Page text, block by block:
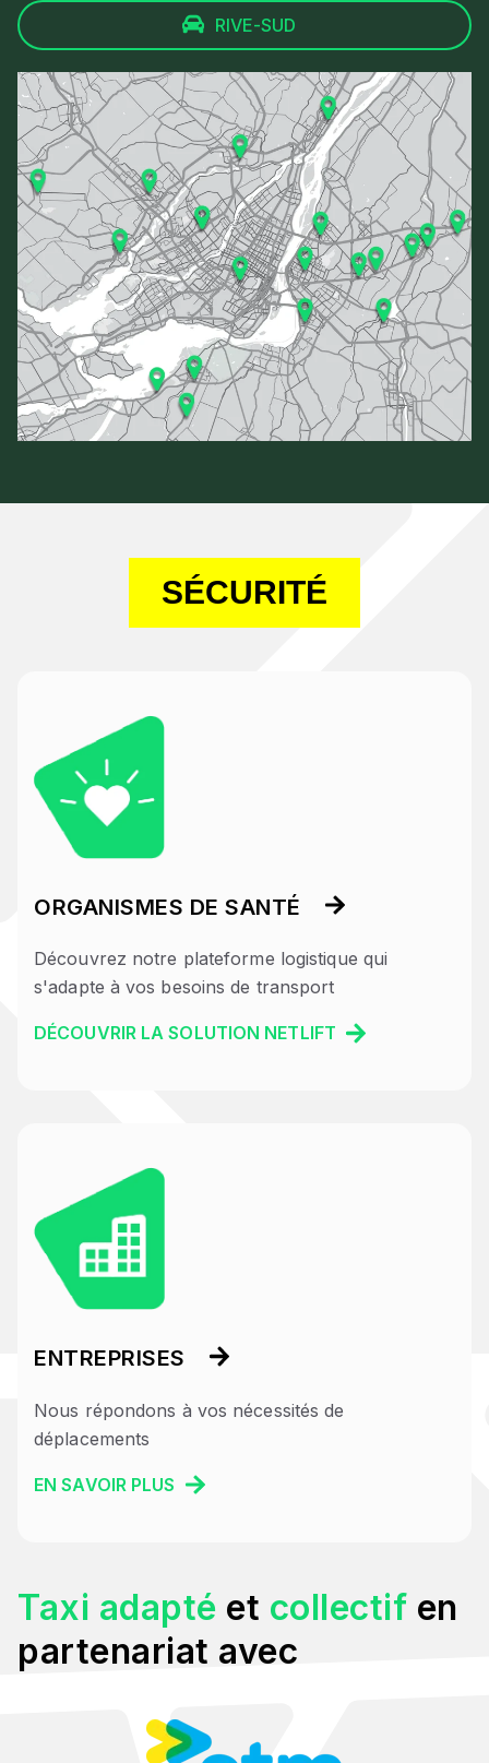
RIVE-SUD
SÉCURITÉ
ORGANISMES DE SANTÉ
Découvrez notre plateforme logistique qui
s'adapte à vos besoins de transport
DÉCOUVRIR LA SOLUTION NETLIFT
ENTREPRISES
Nous répondons à vos nécessités de
déplacements
EN SAVOIR PLUS
Taxi adapté et collectif en
partenariat avec